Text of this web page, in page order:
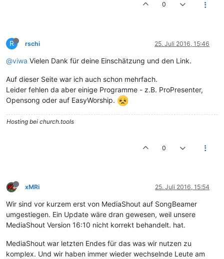
0
R rschi 25. Juli 2016, 15:46
@viwa Vielen Dank für deine Einschätzung und den Link.
Auf dieser Seite war ich auch schon mehrfach.
Leider fehlen da aber einige Programme - z.B. ProPresenter,
Opensong oder auf EasyWorship.
Hosting bei church.tools
0
xMRi 25. Juli 2016, 15:54
Wir sind vor kurzem erst von MediaShout auf SongBeamer
umgestiegen. Ein Update wäre dran gewesen, weil unsere
MediaShout Version 16:10 nicht korrekt behandelt. hat.
MediaShout war letzten Endes für das was wir nutzen zu
komplex. Und wir haben immer wieder wechselnde Leute am